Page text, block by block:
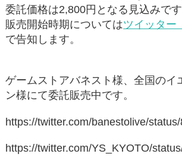
委託価格は2,800円となる見込みです
販売開始時期についてはツイッター
で告知します。
ゲームストアバネスト様、全国のイ
ン様にて委託販売中です。
https://twitter.com/banestolive/
https://twitter.com/YS_KYOTO/